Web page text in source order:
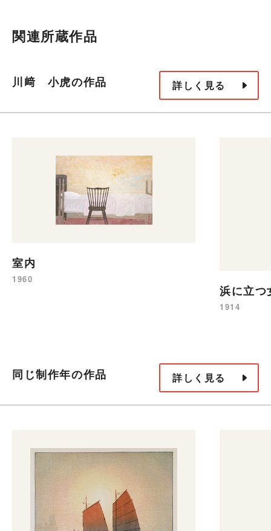
関連所蔵作品
川﨑 小虎の作品 詳しく見る
室内
1960
浜に立つ
1914
同じ制作年の作品 詳しく見る